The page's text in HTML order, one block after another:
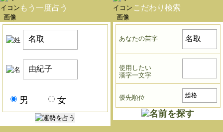
もう一度占う
男 女
こだわり検索
あなたの苗字
使用したい
漢字一文字
優先順位